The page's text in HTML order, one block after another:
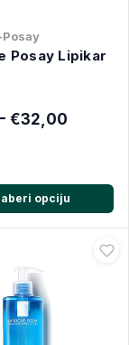
Posay
Posay Lipikar
€32,00
opciju